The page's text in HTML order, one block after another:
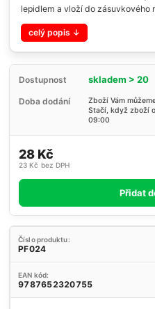
lepidlem a vloží do zásuvkového
celý popis
Dostupnost skladem > 20
Doba dodání
Zboží Vám
Stačí, když zboží
09:00
28 Kč
23 Kč bez DPH
Přidat
Číslo produktu:
PF024
EAN kód:
9787652320755